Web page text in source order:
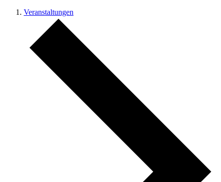
Veranstaltungen